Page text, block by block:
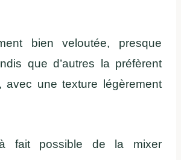
bien veloutée, presque
que d’autres la préfèrent
avec une texture légèrement
fait possible de la mixer